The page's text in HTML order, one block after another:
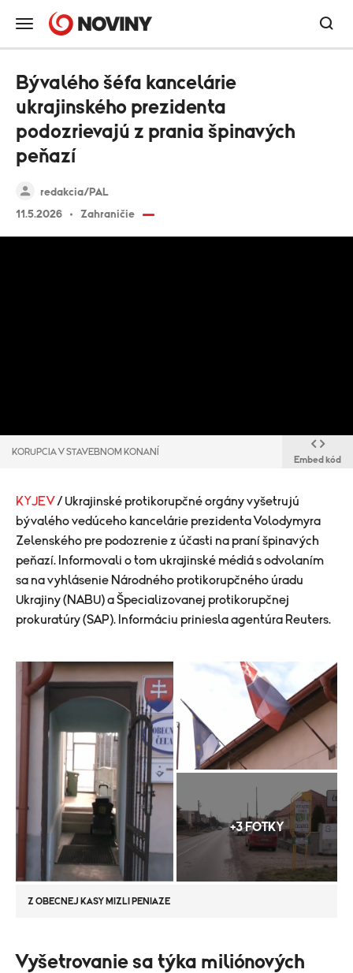
redakcia/PAL
11.5.2026
Zahraničie
Bývalého šéfa kancelárie
ukrajinského prezidenta
podozrievajú z prania špinavých
peňazí
KORUPCIA V STAVEBNOM KONANÍ
Embed kód
KYJEV / Ukrajinské protikorupčné orgány vyšetrujú
bývalého vedúceho kancelárie prezidenta Volodymyra
Zelenského pre podozrenie z účasti na praní špinavých
peňazí. Informovali o tom ukrajinské médiá s odvolaním
sa na vyhlásenie Národného protikorupčného úradu
Ukrajiny (NABU) a Špecializovanej protikorupčnej
prokuratúry (SAP). Informáciu priniesla agentúra Reuters.
+3 FOTKY
Z OBECNEJ KASY MIZLI PENIAZE
Vyšetrovanie sa týka miliónových